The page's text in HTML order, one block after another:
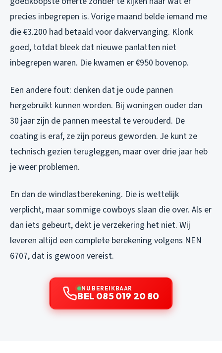
precies inbegrepen is. Vorige maand belde iemand me
die €3.200 had betaald voor dakvervanging. Klonk
goed, totdat bleek dat nieuwe panlatten niet
inbegrepen waren. Die kwamen er €950 bovenop.
Een andere fout: denken dat je oude pannen
hergebruikt kunnen worden. Bij woningen ouder dan
30 jaar zijn de pannen meestal te verouderd. De
coating is eraf, ze zijn poreus geworden. Je kunt ze
technisch gezien terugleggen, maar over drie jaar heb
je weer problemen.
En dan de windlastberekening. Die is wettelijk
verplicht, maar sommige cowboys slaan die over. Als er
dan iets gebeurt, dekt je verzekering het niet. Wij
leveren altijd een complete berekening volgens NEN
6707, dat is gewoon vereist.
NU BEREIKBAAR
BEL 085 019 20 80